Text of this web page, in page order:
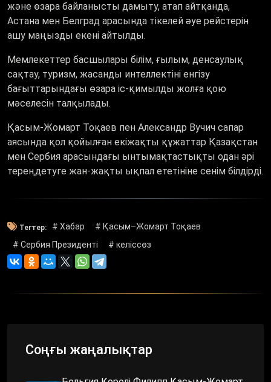
және өзара байланысты дамыту, атап айтқанда,
Астана мен Белград арасында тікелей әуе рейстерін
ашу маңызды екені айтылды.
Мемлекеттер басшылары білім, ғылым, денсаулық
сақтау, туризм, жасанды интеллектіні енгізу
бағыттарындағы өзара іс-қимылды жолға қою
мәселесін талқылады.
Қасым-Жомарт Тоқаев пен Александр Вучич сапар
аясында қол қойылған екіжақты құжаттар Қазақстан
мен Сербия арасындағы ынтымақтастықты одан әрі
тереңдетуге жан-жақты ықпал ететініне сенім білдірді.
Тегтер: # Хабар
# Қасым–Жомарт Тоқаев
# Сербия Президенті
# келіссөз
Соңғы жаңалықтар